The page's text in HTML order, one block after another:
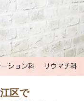
ション科 リウマチ科
区で